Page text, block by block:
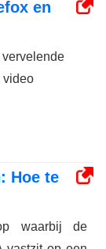
en
video
Hoe te
waarbij de